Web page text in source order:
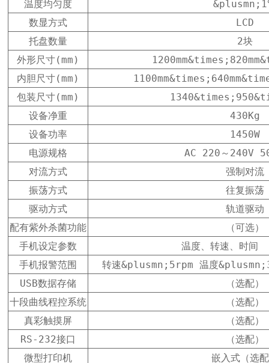
温度均匀度
数显方式
LCD
托盘数量
2块
外形尺寸(mm)
内胆尺寸(mm)
包装尺寸(mm)
设备净重
430Kg
设备功率
1450W
电源规格
AC 220～240V
对流方式
强制对流
振荡方式
往复振荡
驱动方式
轨道驱动
配有紫外杀菌功能
（可选）
手机设定参数
温度、转速、时间
手机报警范围
转速&plusmn;5rpm 温度
USB数据存储
（选配）
十段曲线程控系统
（选配）
真彩触摸屏
（选配）
RS-232接口
（选配）
微型打印机
嵌入式（选